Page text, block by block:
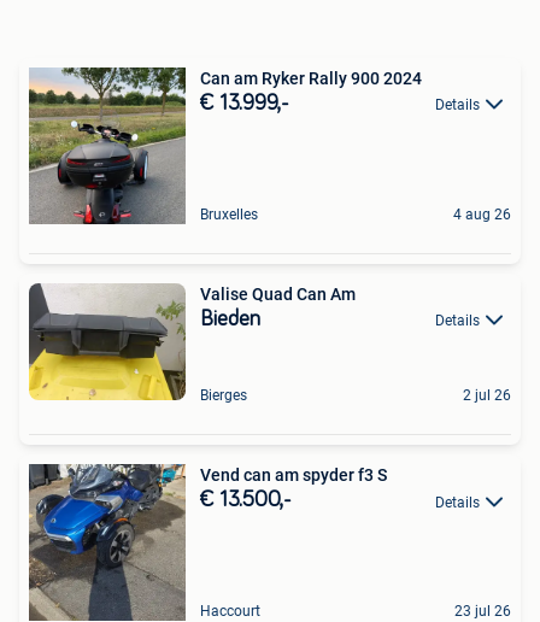
Can am Ryker Rally 900 2024
€ 13.999,- Details
Bruxelles 4 aug 26
Valise Quad Can Am
Bieden Details
Bierges 2 jul 26
Vend can am spyder f3 S
€ 13.500,- Details
Haccourt 23 jul 26